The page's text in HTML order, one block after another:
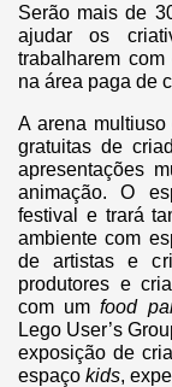
Serão mais de
ajudar os
trabalharem
na área paga de
A arena
gratuitas de
apresentações
animação. O
festival e trará
ambiente com
de artistas e
produtores e
com umfood
Lego User’s
exposição de
espaço kids,